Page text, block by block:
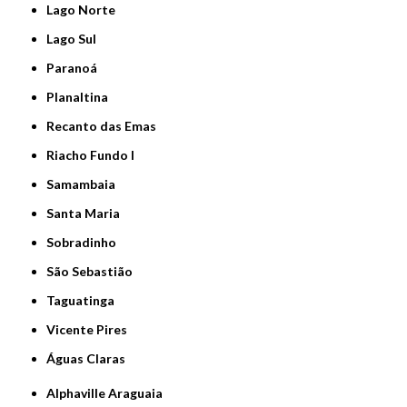
Lago Norte
Lago Sul
Paranoá
Planaltina
Recanto das Emas
Riacho Fundo I
Samambaia
Santa Maria
Sobradinho
São Sebastião
Taguatinga
Vicente Pires
Águas Claras
Alphaville Araguaia